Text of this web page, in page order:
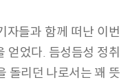
자들과 함께 떠난 이번
얻었다. 듬성듬성 정취
돌리던 나로서는 꽤 뜻